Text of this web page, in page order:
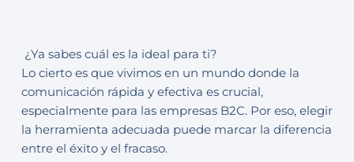
¿Ya sabes cuál es la ideal para ti?
Lo cierto es que vivimos en un mundo donde la
comunicación rápida y efectiva es crucial,
especialmente para las empresas B2C. Por eso, elegir
la herramienta adecuada puede marcar la diferencia
entre el éxito y el fracaso.